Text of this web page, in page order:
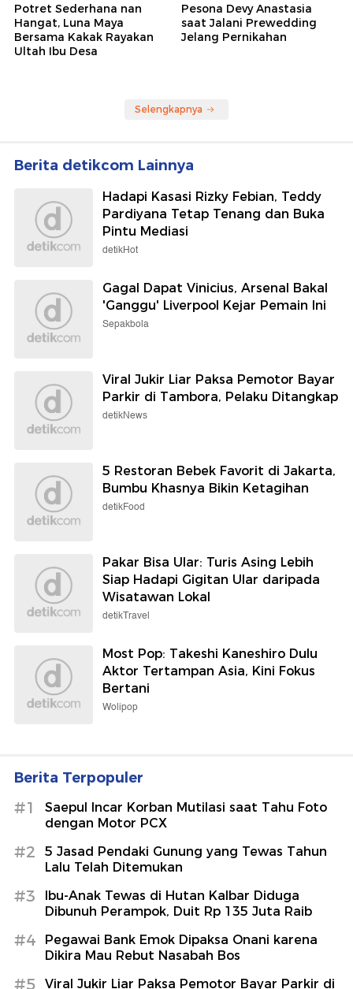
Potret Sederhana nan
Hangat, Luna Maya
Bersama Kakak Rayakan
Ultah Ibu Desa
Pesona Devy Anastasia
saat Jalani Prewedding
Jelang Pernikahan
Selengkapnya
Berita detikcom Lainnya
Hadapi Kasasi Rizky Febian, Teddy
Pardiyana Tetap Tenang dan Buka
Pintu Mediasi
detikHot
Gagal Dapat Vinicius, Arsenal Bakal
'Ganggu' Liverpool Kejar Pemain Ini
Sepakbola
Viral Jukir Liar Paksa Pemotor Bayar
Parkir di Tambora, Pelaku Ditangkap
detikNews
5 Restoran Bebek Favorit di Jakarta,
Bumbu Khasnya Bikin Ketagihan
detikFood
Pakar Bisa Ular: Turis Asing Lebih
Siap Hadapi Gigitan Ular daripada
Wisatawan Lokal
detikTravel
Most Pop: Takeshi Kaneshiro Dulu
Aktor Tertampan Asia, Kini Fokus
Bertani
Wolipop
Berita Terpopuler
#1
Saepul Incar Korban Mutilasi saat Tahu Foto
dengan Motor PCX
#2
5 Jasad Pendaki Gunung yang Tewas Tahun
Lalu Telah Ditemukan
#3
Ibu-Anak Tewas di Hutan Kalbar Diduga
Dibunuh Perampok, Duit Rp 135 Juta Raib
#4
Pegawai Bank Emok Dipaksa Onani karena
Dikira Mau Rebut Nasabah Bos
#5
Viral Jukir Liar Paksa Pemotor Bayar Parkir di